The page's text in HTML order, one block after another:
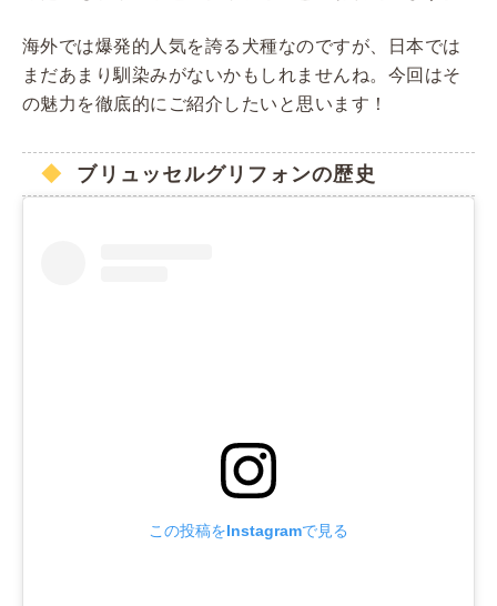
海外では爆発的人気を誇る犬種なのですが、日本では
まだあまり馴染みがないかもしれませんね。今回はそ
の魅力を徹底的にご紹介したいと思います！
ブリュッセルグリフォンの歴史
この投稿をInstagramで見る